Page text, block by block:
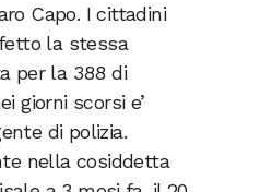
Capo. I cittadini
la stessa
per la 388 di
giorni scorsi e’
di polizia.
nella cosiddetta